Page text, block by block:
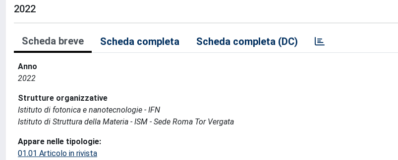
2022
Scheda breve Scheda completa Scheda completa (DC)
Anno
2022
Strutture organizzative
Istituto di fotonica e nanotecnologie - IFN
Istituto di Struttura della Materia - ISM - Sede Roma Tor Vergata
Appare nelle tipologie:
01.01 Articolo in rivista